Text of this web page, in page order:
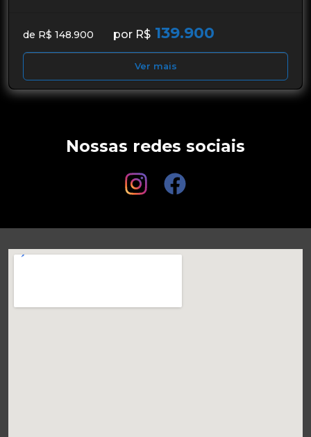
de R$ 148.900 por R$ 139.900
Ver mais
Nossas redes sociais